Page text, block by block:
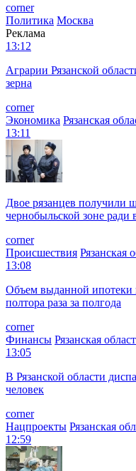
corner
Политика Москва
Реклама
13:12
Аграрии Рязанской
зерна
corner
Экономика Рязанская
13:11
Двое рязанцев получили
чернобыльской зоне ради
corner
Происшествия Рязанская
13:08
Объем выданной ипотеки
полтора раза за полгода
corner
Финансы Рязанская
13:05
В Рязанской области
человек
corner
Нацпроекты Рязанская
12:59